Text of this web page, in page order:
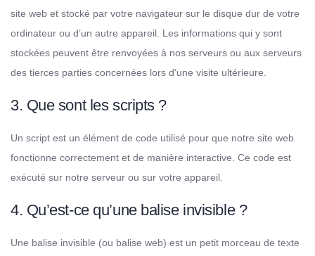
site web et stocké par votre navigateur sur le disque dur de votre
ordinateur ou d’un autre appareil. Les informations qui y sont
stockées peuvent être renvoyées à nos serveurs ou aux serveurs
des tierces parties concernées lors d’une visite ultérieure.
3. Que sont les scripts ?
Un script est un élément de code utilisé pour que notre site web
fonctionne correctement et de manière interactive. Ce code est
exécuté sur notre serveur ou sur votre appareil.
4. Qu’est-ce qu’une balise invisible ?
Une balise invisible (ou balise web) est un petit morceau de texte